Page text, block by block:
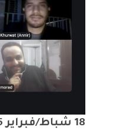
18 شباط/فبراير 2025